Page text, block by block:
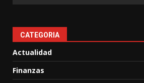
CATEGORIA
Actualidad
Finanzas